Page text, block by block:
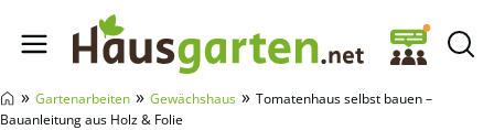
Hausgarten.net
» Gartenarbeiten » Gewächshaus » Tomatenhaus selbst bauen –
Bauanleitung aus Holz & Folie